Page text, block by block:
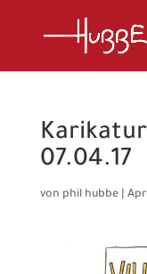
07.04.17
von phil hubbe|